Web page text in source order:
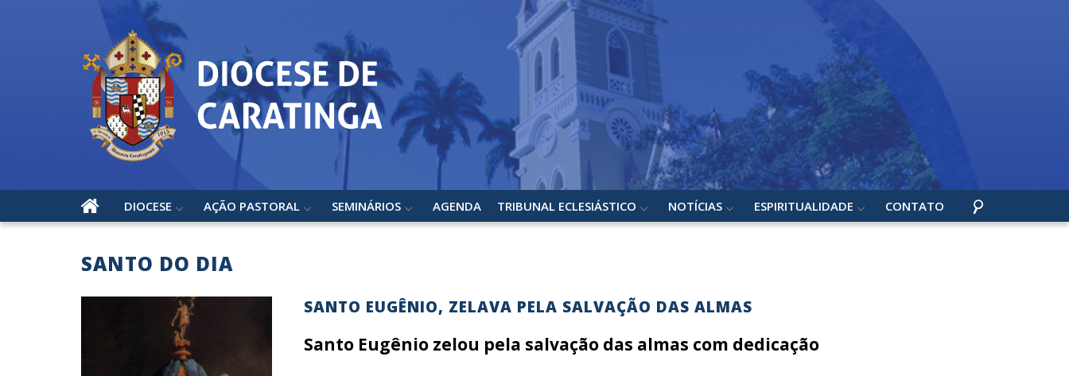
DIOCESE AÇÃO PASTORAL SEMINÁRIOS AGENDA TRIBUNAL ECLESIÁSTICO NOTÍCIAS ESPIRITUALIDADE CONTATO
SANTO DO DIA
SANTO EUGÊNIO, ZELAVA PELA SALVAÇÃO DAS ALMAS
Santo Eugênio zelou pela salvação das almas com dedicação